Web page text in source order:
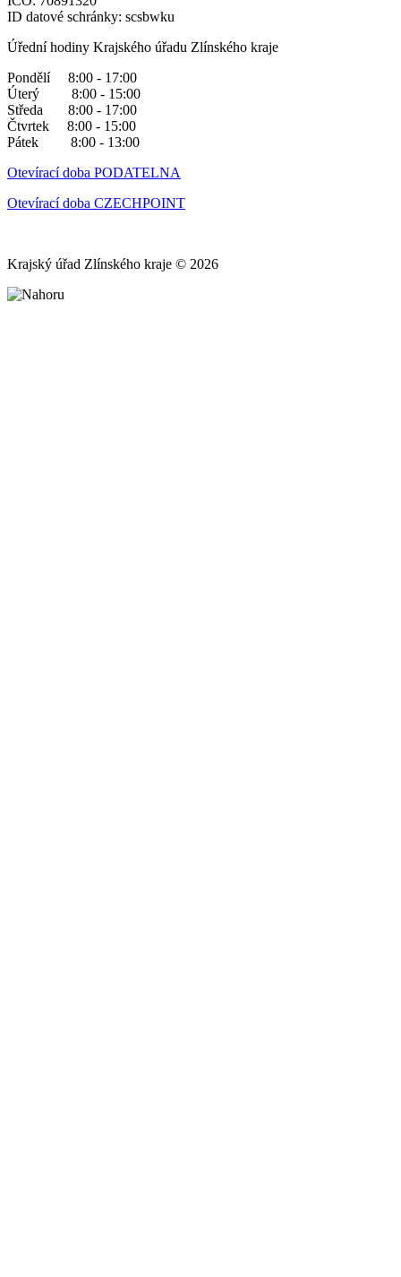
ID datové schránky: scsbwku
Úřední hodiny Krajského úřadu Zlínského kraje
Pondělí 8:00 - 17:00
Úterý 8:00 - 15:00
Středa 8:00 - 17:00
Čtvrtek 8:00 - 15:00
Pátek 8:00 - 13:00
Otevírací doba PODATELNA
Otevírací doba CZECHPOINT
Krajský úřad Zlínského kraje © 2026